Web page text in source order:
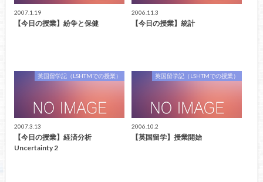
2007.1.19
【今日の授業】紛争と保健
2006.11.3
【今日の授業】統計
英国留学記（LSHTMでの授業）
2007.3.13
【今日の授業】経済分析
Uncertainty 2
英国留学記（LSHTMでの授業）
2006.10.2
【英国留学】授業開始